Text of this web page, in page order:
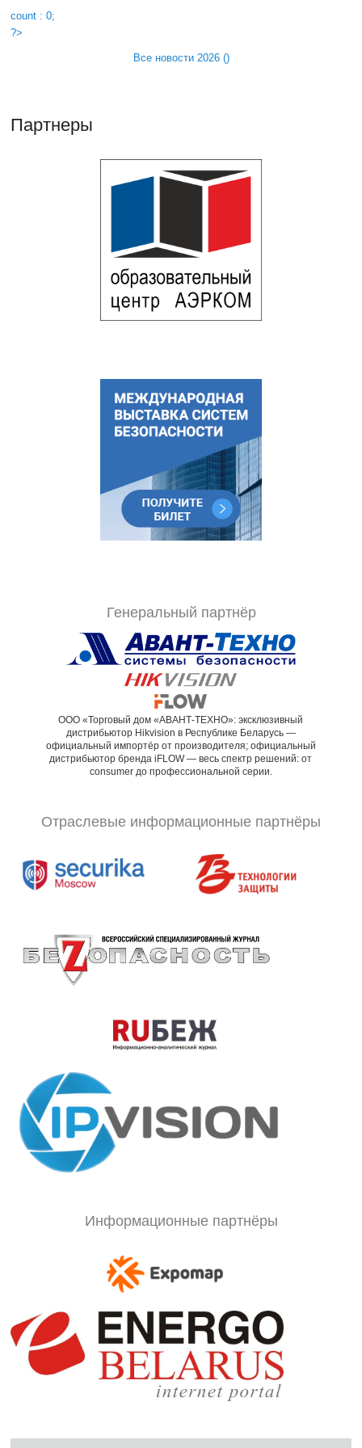
count : 0;
?>
Все новости 2026 ()
Партнеры
Генеральный партнёр
ООО «Торговый дом «АВАНТ-ТЕХНО»: эксклюзивный
дистрибьютор Hikvision в Республике Беларусь —
официальный импортёр от производителя; официальный
дистрибьютор бренда iFLOW — весь спектр решений: от
consumer до профессиональной серии.
Отраслевые информационные партнёры
Информационные партнёры